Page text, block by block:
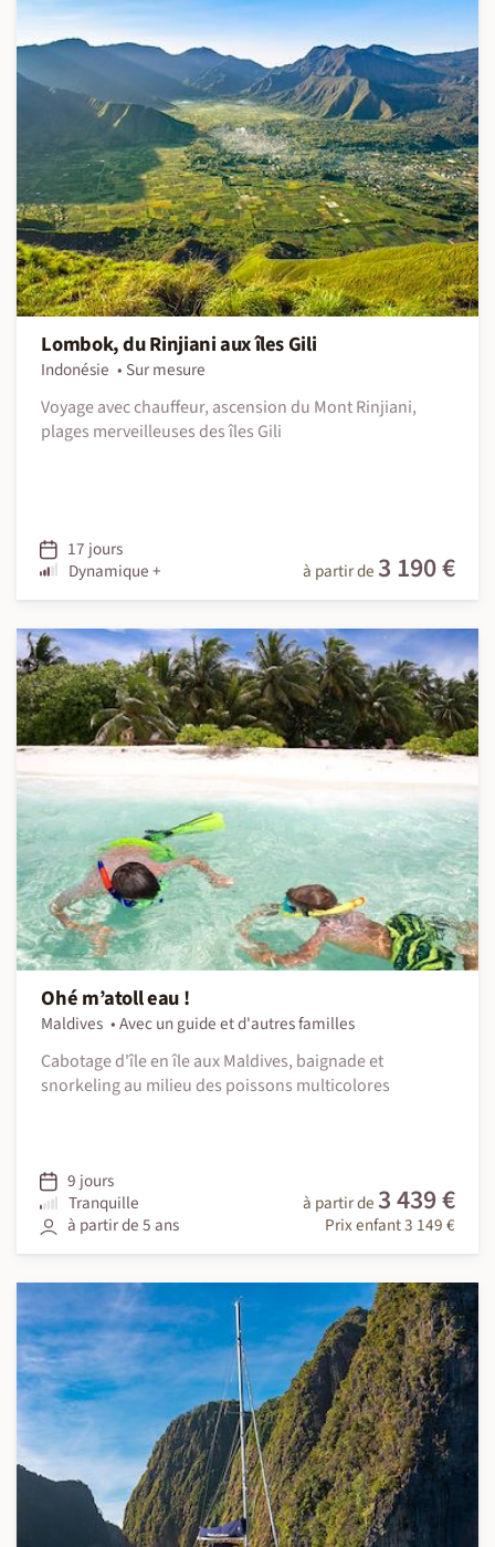
Lombok, du Rinjiani aux îles Gili
Indonésie
Sur mesure
Voyage avec chauffeur, ascension du Mont Rinjiani,
plages merveilleuses des îles Gili
17 jours
Dynamique +
à partir de 3 190 €
Ohé m’atoll eau !
Maldives
Avec un guide et d'autres familles
Cabotage d'île en île aux Maldives, baignade et
snorkeling au milieu des poissons multicolores
9 jours
Tranquille
à partir de 5 ans
à partir de 3 439 €
Prix enfant 3 149 €